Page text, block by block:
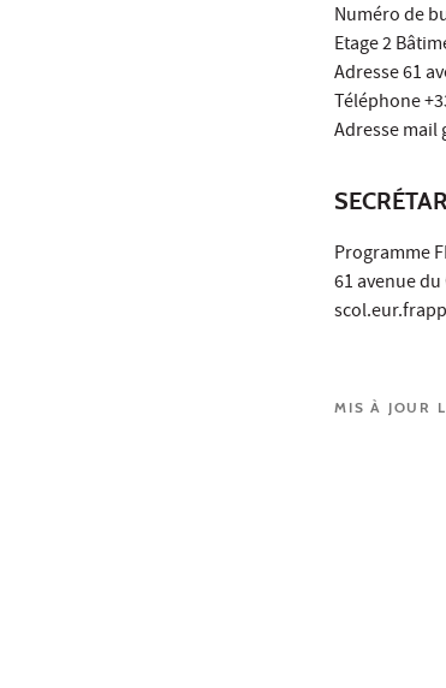
Numéro de
Etage 2
Adresse 61
Téléphone
Adresse
Programme
61 avenue
MIS À JOUR